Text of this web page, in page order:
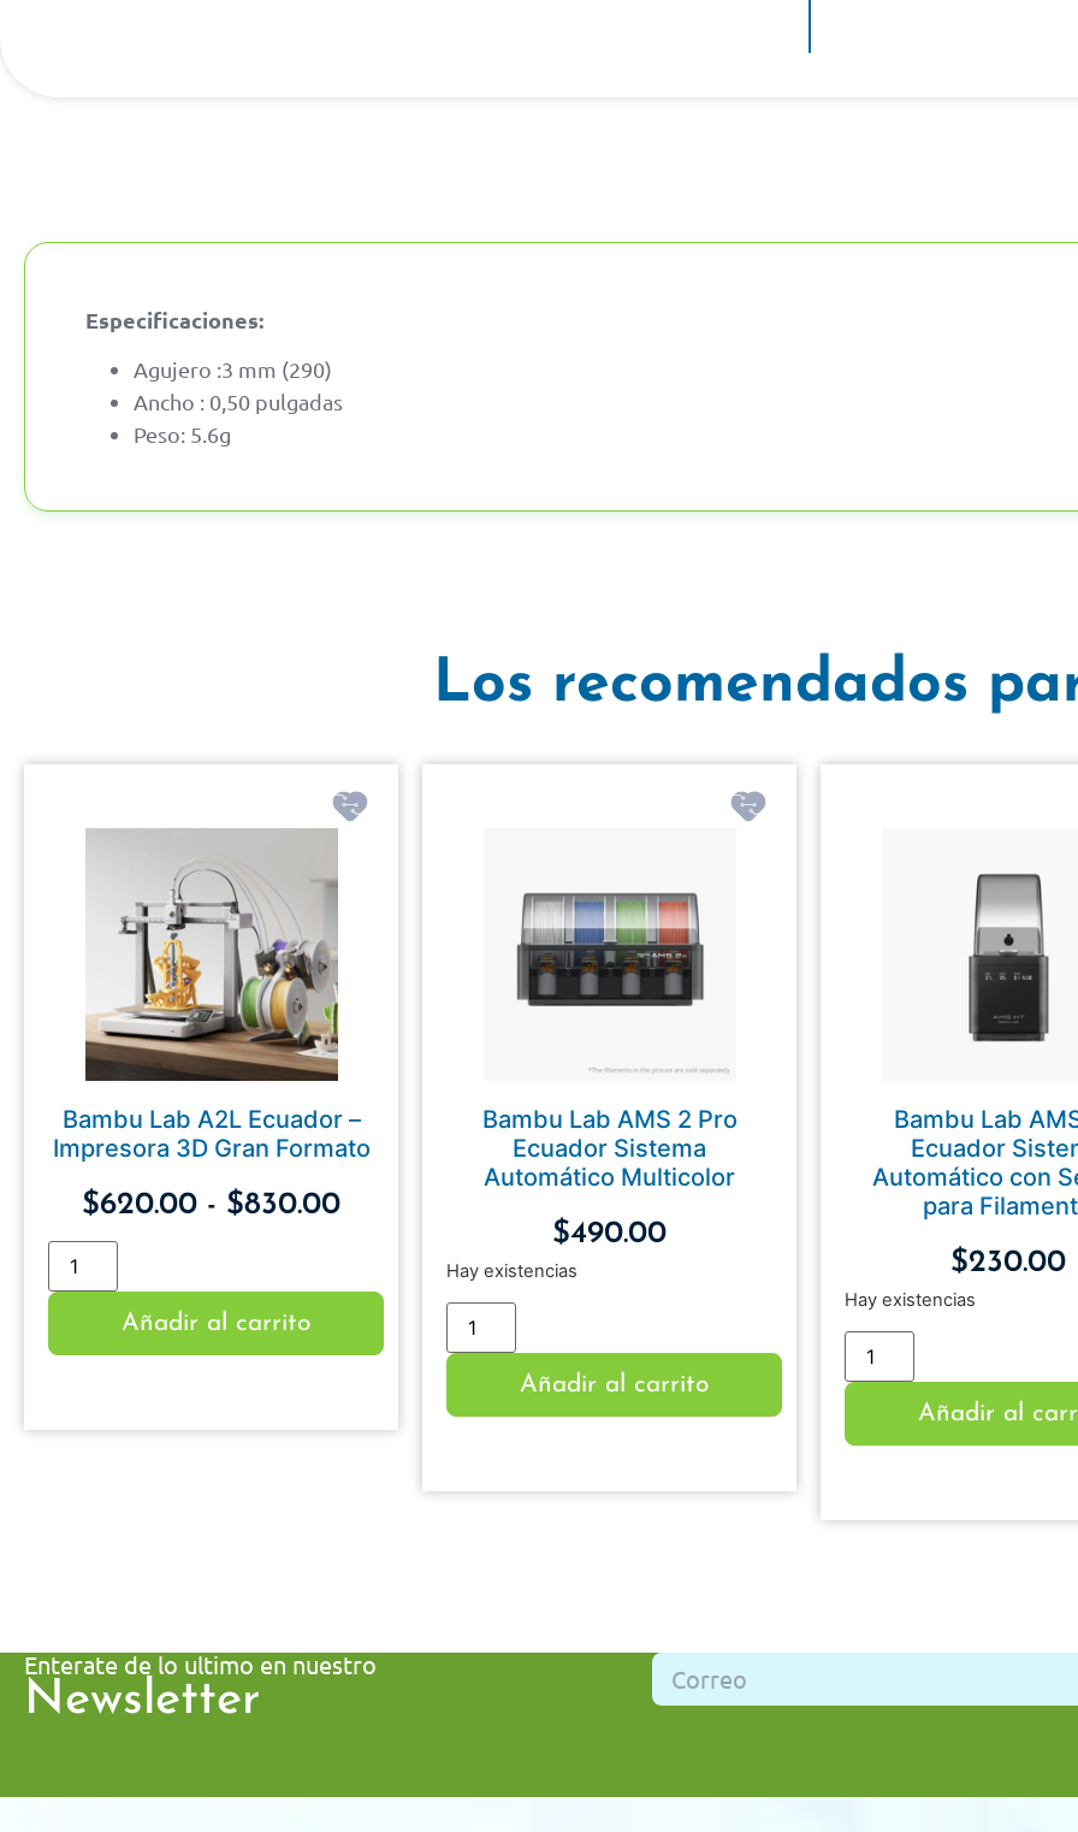
Especificaciones:
Agujero :3 mm (290)
Ancho : 0,50 pulgadas
Peso: 5.6g
Los recomendados
Bambu Lab A2L Ecuador –
Impresora 3D Gran Formato
$620.00 - $830.00
Añadir al carrito
Bambu Lab AMS 2 Pro
Ecuador Sistema
Automático Multicolor
$490.00
Hay existencias
Añadir al carrito
Bambu Lab
Ecuador
Automático con
para
$230.00
Hay existencias
Añadir al
Enterate de lo ultimo en nuestro
Newsletter